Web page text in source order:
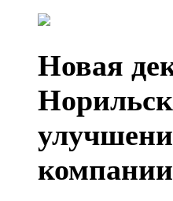
Новая
компании